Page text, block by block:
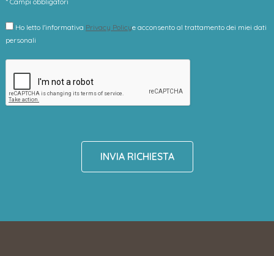
Ho letto l'informativa Privacy Policye acconsento al trattamento dei miei dati
personali
INVIA RICHIESTA